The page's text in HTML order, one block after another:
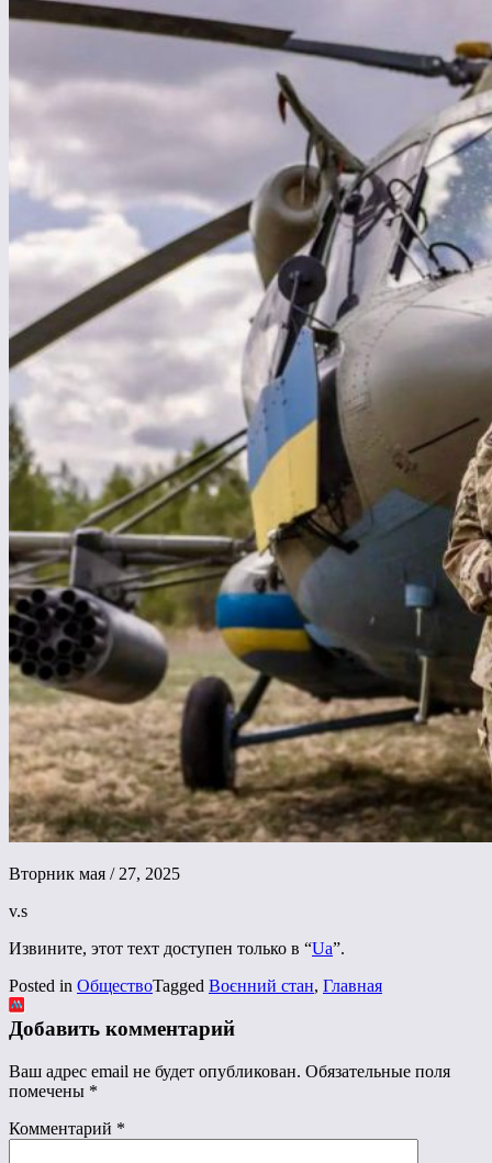
Вторник мая / 27, 2025
v.s
Извините, этот техт доступен только в “Ua”.
Posted in ОбществоTagged Воєнний стан, Главная
Добавить комментарий
Ваш адрес email не будет опубликован. Обязательные поля
помечены *
Комментарий *